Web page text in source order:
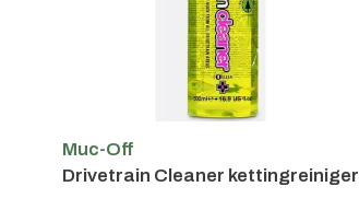
Muc-Off
Drivetrain Cleaner kettingreiniger